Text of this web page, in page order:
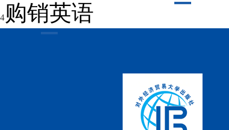
4购销英语